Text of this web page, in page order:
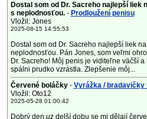
Dostal som od Dr. Sacreho najlepší liek
s neplodnosťou.- Prodloužení penisu
Vložil: Jones
2025-08-15 14:55:53
Dostal som od Dr. Sacreho najlepší liek
neplodnosťou. Pán Jones, som veľmi
Dr. Sacreho! Môj penis je viditeľne väčší
spálni prudko vzrástla. Zlepšenie môj...
Červené boláčky - Vyrážka / bradavičky
Vložil: Oto12
2025-05-28 01:00:42
Dobrý den,uz delší dobu se mi dělají